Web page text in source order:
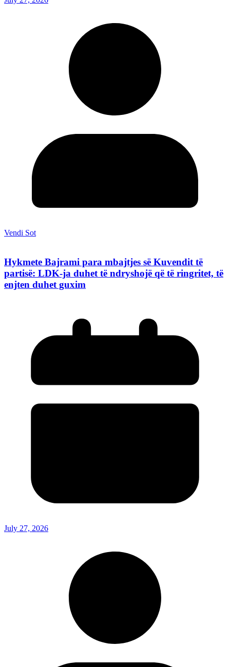
Vendi Sot
Hykmete Bajrami para mbajtjes së Kuvendit të
partisë: LDK-ja duhet të ndryshojë që të ringritet, të
enjten duhet guxim
July 27, 2026